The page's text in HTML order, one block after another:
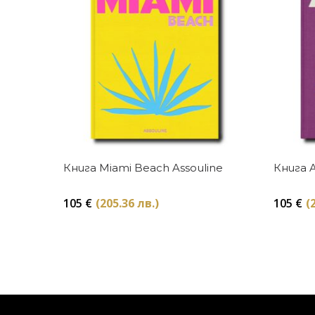
Купи
Книга Miami Beach Assouline
105 € (205.36 лв.)
Книга
105 €